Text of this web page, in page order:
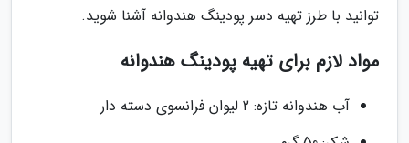
توانید با طرز تهیه دسر پودینگ هندوانه آشنا شوید.
مواد لازم برای تهیه پودینگ هندوانه
آب هندوانه تازه: 2 لیوان فرانسوی دسته دار